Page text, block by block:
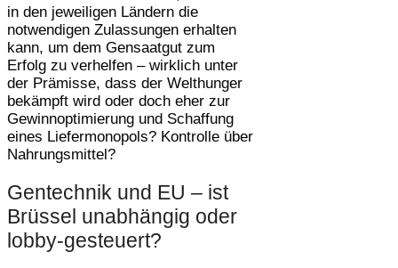
in den jeweiligen Ländern die
notwendigen Zulassungen erhalten
kann, um dem Gensaatgut zum
Erfolg zu verhelfen – wirklich unter
der Prämisse, dass der Welthunger
bekämpft wird oder doch eher zur
Gewinnoptimierung und Schaffung
eines Liefermonopols? Kontrolle über
Nahrungsmittel?
Gentechnik und EU – ist
Brüssel unabhängig oder
lobby-gesteuert?